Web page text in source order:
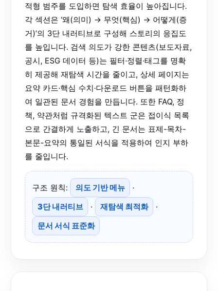
적형 범주를 도입하면 탐색 효율이 높아집니다.
각 섹션은 ‘왜(의미) → 무엇(핵심) → 어떻게(증
거)’의 3단 내러티브로 구성해 스토리의 응집도
를 높입니다. 검색 의도가 강한 콘텐츠(보도자료,
공시, ESG 데이터 등)는 필터·정렬·태그를 명확
히 제공해 재탐색 시간을 줄이고, 상세 페이지는
요약 카드·핵심 수치·다운로드 버튼을 패턴화하
여 일관된 문서 경험을 만듭니다. 또한 FAQ, 정
책, 약관처럼 규격화된 텍스트 군은 접이식 목록
으로 간결하게 노출하고, 긴 문서는 표제-목차-
본문-요약의 통일된 서식을 적용하여 인지 부하
를 줄입니다.
구조 원칙: 의도 기반 메뉴
·
3단 내러티브
· 재탐색 최적화
·
문서 서식 표준화